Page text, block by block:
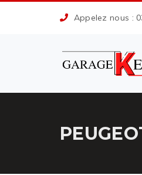
Appelez nous :